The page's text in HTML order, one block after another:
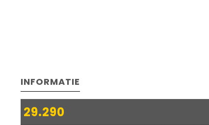
INFORMATIE
29.290